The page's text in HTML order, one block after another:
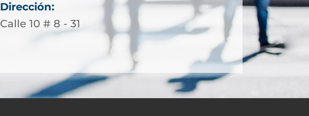
Dirección:
Calle 10 # 8 - 31